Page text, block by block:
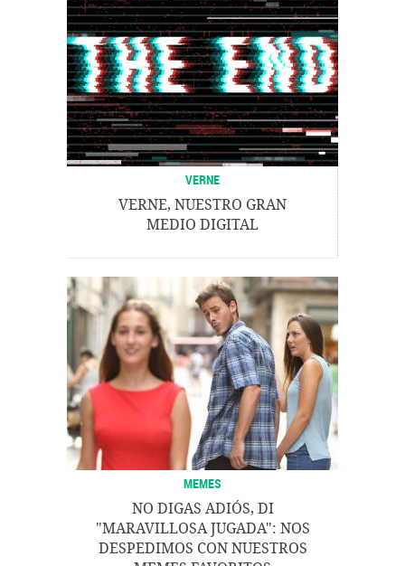
VERNE
VERNE, NUESTRO GRAN
MEDIO DIGITAL
MEMES
NO DIGAS ADIÓS, DI
"MARAVILLOSA JUGADA": NOS
DESPEDIMOS CON NUESTROS